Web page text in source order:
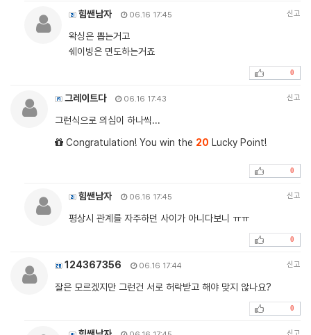
힘쌘남자 06.16 17:45 신고
왁싱은 뽑는거고
쉐이빙은 면도하는거죠
0
그레이트다 06.16 17:43 신고
그런식으로 의심이 하나씩...
Congratulation! You win the 20 Lucky Point!
0
힘쌘남자 06.16 17:45 신고
평상시 관계를 자주하던 사이가 아니다보니 ㅠㅠ
0
124367356 06.16 17:44 신고
잘은 모르겠지만 그런건 서로 허락받고 해야 맞지 않나요?
0